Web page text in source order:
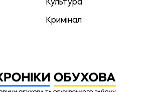
Культура
Кримінал